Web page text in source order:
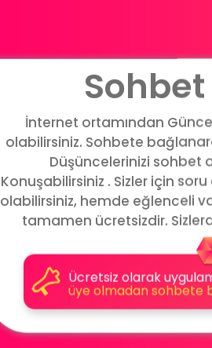
Sohbet
İnternet ortamından
olabilirsiniz. Sohbete
Düşüncelerinizi sohbet
Konuşabilirsiniz . Sizler için
olabilirsiniz, hemde eğlenceli
tamamen ücretsizdir.
Ücretsiz olarak
üye olmadan sohbete